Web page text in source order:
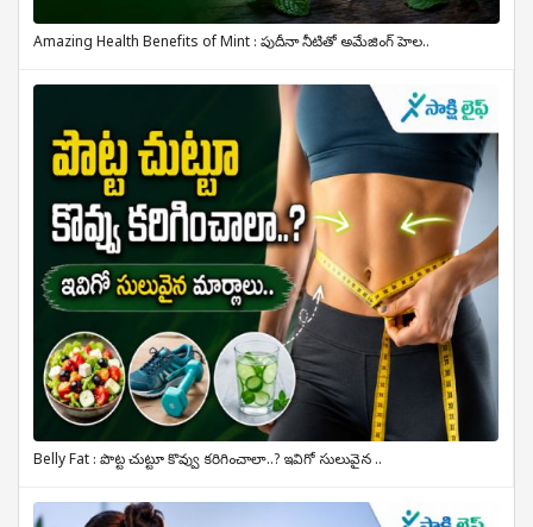
Amazing Health Benefits of Mint : పుదీనా నీటితో అమేజింగ్ హెల..
Belly Fat : పొట్ట చుట్టూ కొవ్వు కరిగించాలా..? ఇవిగో సులువైన ..